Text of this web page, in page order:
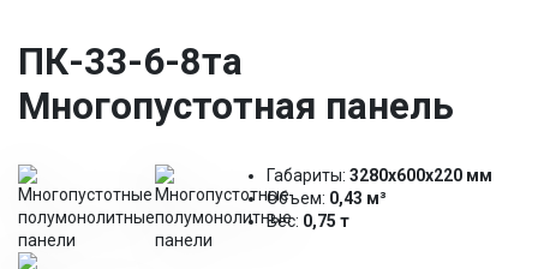
ПК-33-6-8та
Многопустотная панель
Габариты: 3280х600х220 мм
Объем: 0,43 м³
Вес: 0,75 т